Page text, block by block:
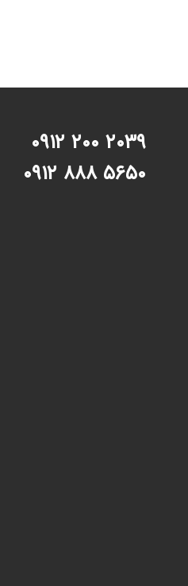
۲۰۳۹ ۲۰۰ ۰۹۱۲
۵۶۵۰ ۸۸۸ ۰۹۱۲